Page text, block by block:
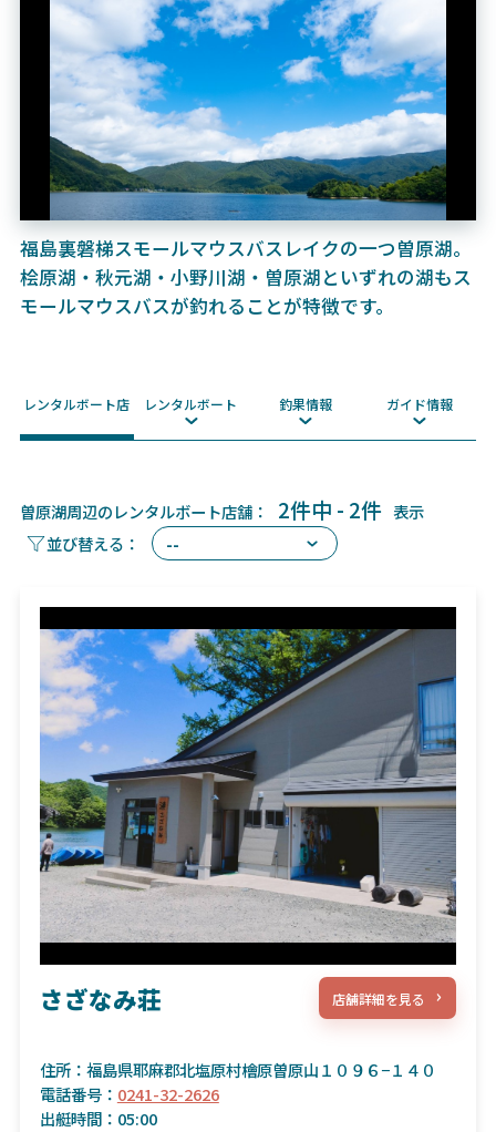
福島裏磐梯スモールマウスバスレイクの一つ曽原湖。
桧原湖・秋元湖・小野川湖・曽原湖といずれの湖もス
モールマウスバスが釣れることが特徴です。
レンタルボート店 レンタルボート 釣果情報 ガイド情報
曽原湖周辺のレンタルボート店舗： 2件中 - 2件 表示
さざなみ荘 店舗詳細を見る
住所：福島県耶麻郡北塩原村檜原曽原山１０９６−１４０
電話番号： 0241-32-2626
出艇時間：05:00